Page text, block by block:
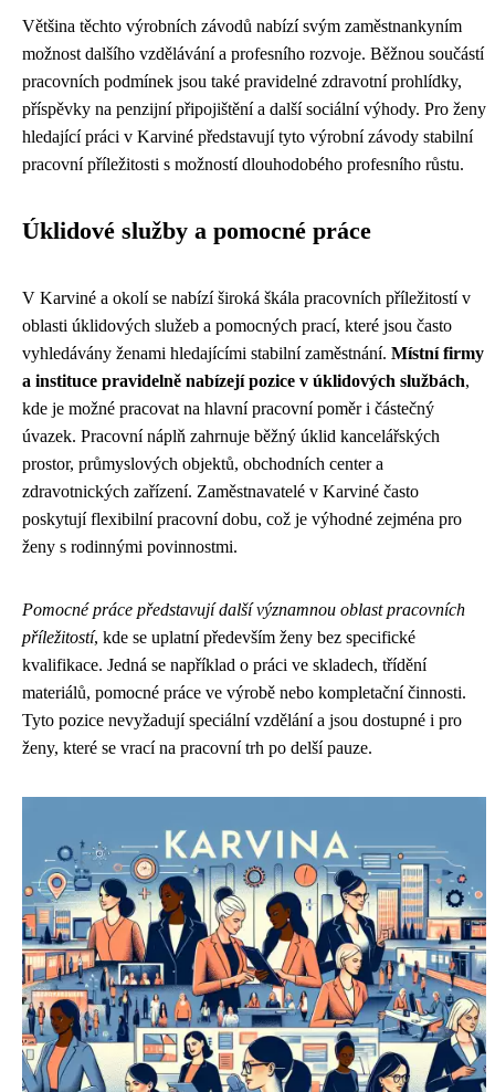
Většina těchto výrobních závodů nabízí svým zaměstnankyním
možnost dalšího vzdělávání a profesního rozvoje. Běžnou součástí
pracovních podmínek jsou také pravidelné zdravotní prohlídky,
příspěvky na penzijní připojištění a další sociální výhody. Pro ženy
hledající práci v Karviné představují tyto výrobní závody stabilní
pracovní příležitosti s možností dlouhodobého profesního růstu.
Úklidové služby a pomocné práce
V Karviné a okolí se nabízí široká škála pracovních příležitostí v
oblasti úklidových služeb a pomocných prací, které jsou často
vyhledávány ženami hledajícími stabilní zaměstnání. Místní firmy
a instituce pravidelně nabízejí pozice v úklidových službách,
kde je možné pracovat na hlavní pracovní poměr i částečný
úvazek. Pracovní náplň zahrnuje běžný úklid kancelářských
prostor, průmyslových objektů, obchodních center a
zdravotnických zařízení. Zaměstnavatelé v Karviné často
poskytují flexibilní pracovní dobu, což je výhodné zejména pro
ženy s rodinnými povinnostmi.
Pomocné práce představují další významnou oblast pracovních
příležitostí, kde se uplatní především ženy bez specifické
kvalifikace. Jedná se například o práci ve skladech, třídění
materiálů, pomocné práce ve výrobě nebo kompletační činnosti.
Tyto pozice nevyžadují speciální vzdělání a jsou dostupné i pro
ženy, které se vrací na pracovní trh po delší pauze.